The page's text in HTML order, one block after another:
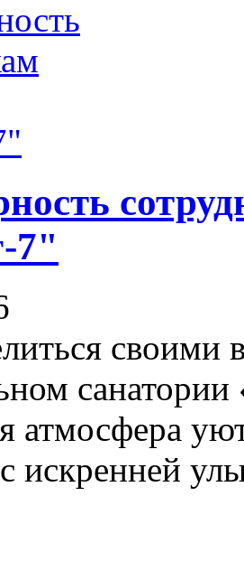
7"
своими
атмосфера
с искренней